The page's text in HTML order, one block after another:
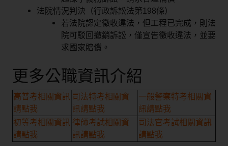
法院情況判決（行政訴訟法第198條）
若法院認定徵收違法，但工程已完成，則法
院可駁回撤銷訴訟，僅宣告徵收違法，並要
求國家賠償。
更多公職資訊介紹
高普考相關資訊
請點我
司法特考相關資
訊請點我
一般警察特考相關資
訊請點我
初等考相關資訊
請點我
律師考試相關資
訊請點我
司法官考試相關資訊
請點我